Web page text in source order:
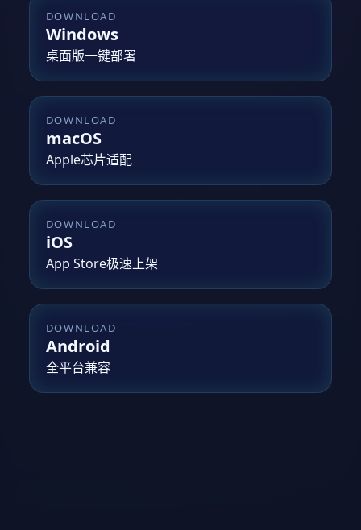
DOWNLOAD
Windows
桌面版一键部署
DOWNLOAD
macOS
Apple芯片适配
DOWNLOAD
iOS
App Store极速上架
DOWNLOAD
Android
全平台兼容